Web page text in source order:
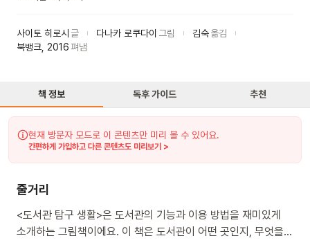
사이토 히로시 글 다나카 로쿠다이 그림 김숙옮김
북뱅크 2016펴냄
책 정보 독후 가이드 추천
현재 방문자 모드로 이 콘텐츠만 미리 볼 수 있어요.
간편하게 가입하고 다른 콘텐츠도 미리보기 >
줄거리
<도서관 탐구 생활>은 도서관의 기능과 이용 방법을 재미있게
소개하는 그림책이에요. 이 책은 도서관이 어떤 곳인지, 무엇을